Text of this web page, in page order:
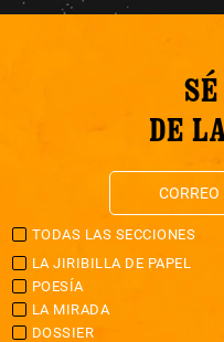
DE
TODAS LAS SECCIONES
LA JIRIBILLA DE PAPEL
POESÍA
LA MIRADA
DOSSIER